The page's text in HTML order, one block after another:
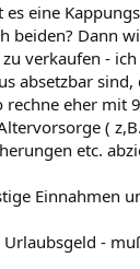
eine
beiden? Dann
verkaufen -
absetzbar
rechne eher mit
(
etc.
Einnahmen
-